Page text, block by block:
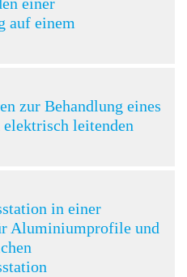
auf einem
zur Behandlung eines
leitenden
in einer
Aluminiumprofile und